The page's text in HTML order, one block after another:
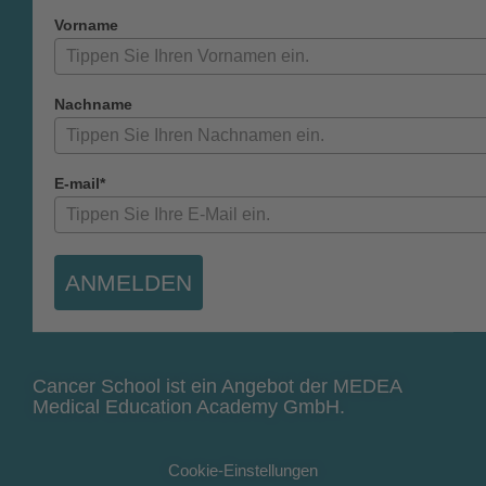
Vorname
Nachname
E-mail*
ANMELDEN
Cancer School ist ein Angebot der MEDEA
Medical Education Academy GmbH.
Cookie-Einstellungen